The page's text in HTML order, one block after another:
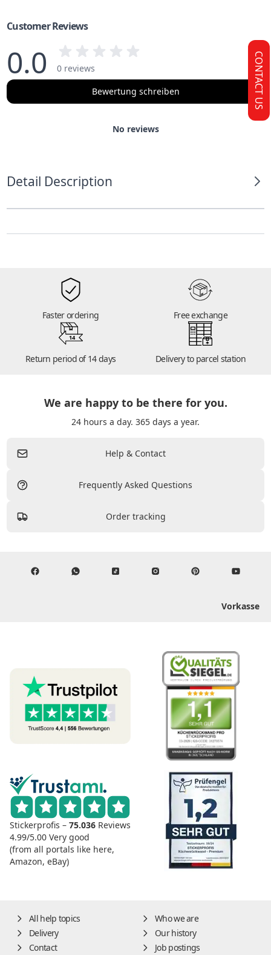
Customer Reviews
0.0
0 reviews
Bewertung schreiben
No reviews
Detail Description
Faster ordering Free exchange
14
Return period of 14 days Delivery to parcel station
We are happy to be there for you.
24 hours a day. 365 days a year.
Help & Contact
Frequently Asked Questions
Order tracking
Vorkasse
Stickerprofis – 75.036 Reviews
4.99/5.00 Very good
(from all portals like here,
Amazon, eBay)
All help topics
Who we are
Delivery
Our history
Contact
Job postings
CONTACT US